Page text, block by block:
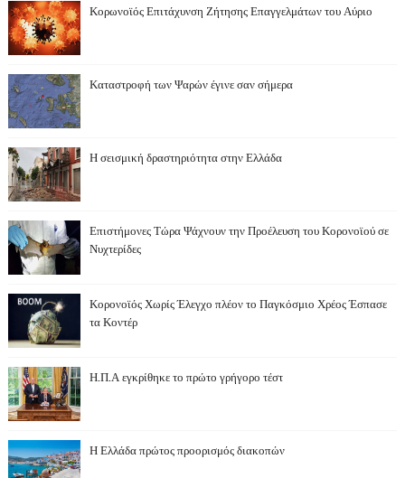
Κορωνοϊός Επιτάχυνση Ζήτησης Επαγγελμάτων του Αύριο
Καταστροφή των Ψαρών έγινε σαν σήμερα
Η σεισμική δραστηριότητα στην Ελλάδα
Επιστήμονες Τώρα Ψάχνουν την Προέλευση του Κορονοϊού σε
Νυχτερίδες
Κορονοϊός Χωρίς Έλεγχο πλέον το Παγκόσμιο Χρέος Έσπασε
τα Κοντέρ
Η.Π.Α εγκρίθηκε το πρώτο γρήγορο τέστ
Η Ελλάδα πρώτος προορισμός διακοπών